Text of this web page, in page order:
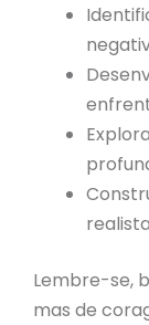
realista
Lembre-se,
mas de